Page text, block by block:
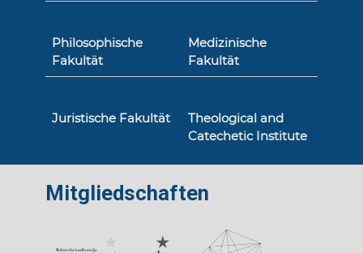
Philosophische
Fakultät
Medizinische
Fakultät
Juristische Fakultät
Theological and
Catechetic Institute
Mitgliedschaften